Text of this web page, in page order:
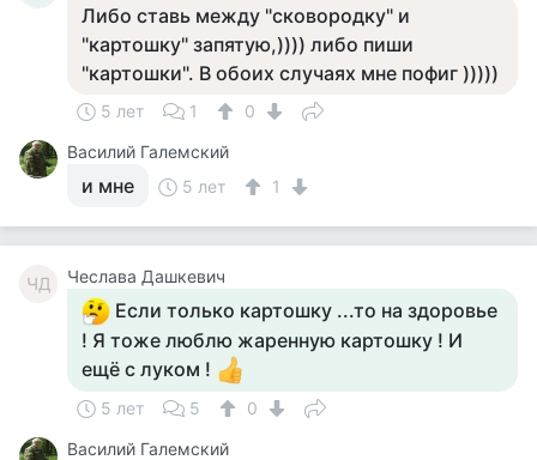
Либо ставь между "сковородку" и
"картошку" запятую,)))) либо пиши
"картошки". В обоих случаях мне пофиг )))))
5 лет 1
0
Василий Галемский
и мне 5 лет 1
ЧД Чеслава Дашкевич
Если только картошку ...то на здоровье
! Я тоже люблю жаренную картошку ! И
ещё с луком !
5 лет 5
0
Василий Галемский